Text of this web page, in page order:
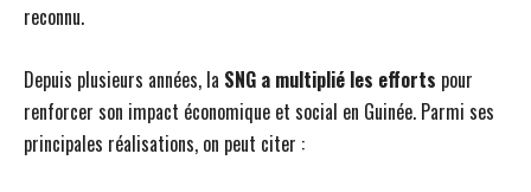
reconnu.
Depuis plusieurs années, la SNG a multiplié les efforts pour
renforcer son impact économique et social en Guinée. Parmi ses
principales réalisations, on peut citer :